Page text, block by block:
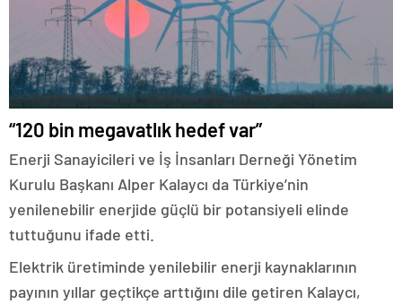
“120 bin megavatlık hedef var”
Enerji Sanayicileri ve İş İnsanları Derneği Yönetim
Kurulu Başkanı Alper Kalaycı da Türkiye’nin
yenilenebilir enerjide güçlü bir potansiyeli elinde
tuttuğunu ifade etti.
Elektrik üretiminde yenilebilir enerji kaynaklarının
payının yıllar geçtikçe arttığını dile getiren Kalaycı,